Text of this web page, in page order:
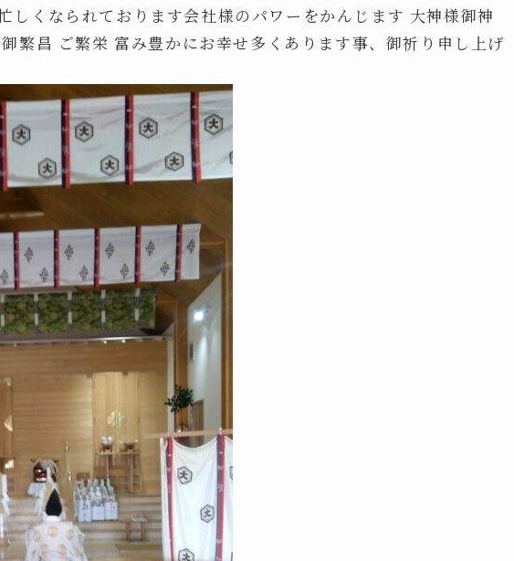
しくなられております会社様のパワーをかんじます 大神様御神
繁昌 ご繁栄 富み豊かにお幸せ多くあります事、御祈り申し上げ